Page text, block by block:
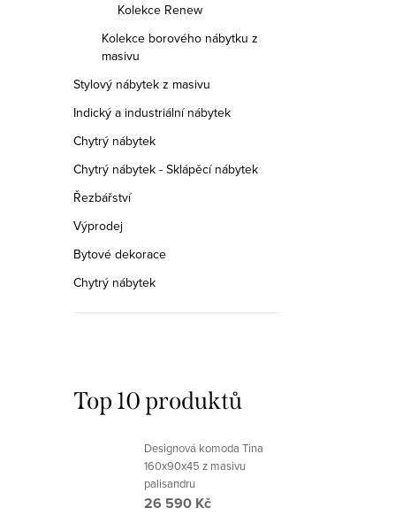
Kolekce Renew
Kolekce borového nábytku z
masivu
Stylový nábytek z masivu
Indický a industriální nábytek
Chytrý nábytek
Chytrý nábytek - Sklápěcí nábytek
Řezbářství
Výprodej
Bytové dekorace
Chytrý nábytek
Top 10 produktů
Designová komoda Tina
160x90x45 z masivu
palisandru
26 590 Kč